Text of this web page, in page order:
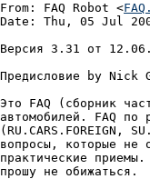
From: FAQ Robot <
Date: Thu, 05 Jul
Версия 3.31 от
Предисловие by Nick
Это FAQ (сборник
автомобилей. FAQ по
(RU.CARS.FOREIGN,
вопросы, которые не
практические
прошу не обижаться.